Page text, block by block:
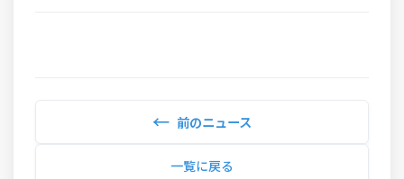
← 前のニュース
一覧に戻る